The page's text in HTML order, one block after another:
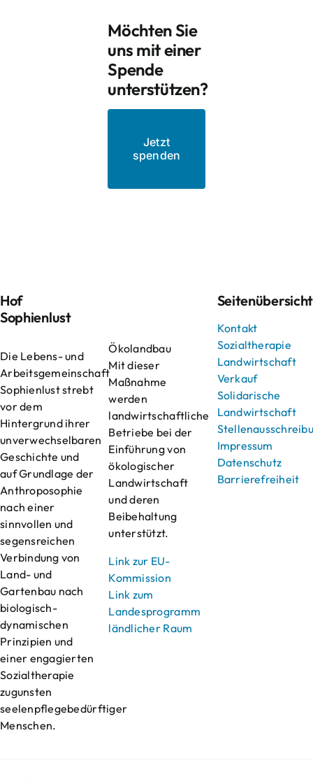
Möchten Sie
uns mit einer
Spende
unterstützen?
Jetzt
spenden
Hof
Sophienlust
Die Lebens- und
Arbeitsgemeinschaft
Sophienlust strebt
vor dem
Hintergrund ihrer
unverwechselbaren
Geschichte und
auf Grundlage der
Anthroposophie
nach einer
sinnvollen und
segensreichen
Verbindung von
Land- und
Gartenbau nach
biologisch-
dynamischen
Prinzipien und
einer engagierten
Sozialtherapie
zugunsten
seelenpflegebedürftiger
Menschen.
Ökolandbau
Mit dieser
Maßnahme
werden
landwirtschaftliche
Betriebe bei der
Einführung von
ökologischer
Landwirtschaft
und deren
Beibehaltung
unterstützt.
Link zur EU-
Kommission
Link zum
Landesprogramm
ländlicher Raum
Seitenübersicht
Kontakt
Sozialtherapie
Landwirtschaft
Verkauf
Solidarische
Landwirtschaft
Impressum
Datenschutz
Barrierefreiheit